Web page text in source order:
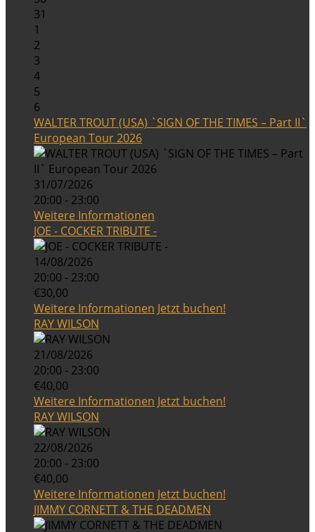
31
1
2
3
4
5
6
WALTER TROUT (USA) `SIGN OF THE TIMES – Part II`
European Tour 2026
31/07/2026
20:00 - 23:00
Weitere Informationen
JOE - COCKER TRIBUTE -
14/08/2026
20:00 - 23:00
€30,00
Weitere Informationen Jetzt buchen!
RAY WILSON
21/08/2026
20:00 - 23:00
€40,00
Weitere Informationen Jetzt buchen!
RAY WILSON
22/08/2026
20:00 - 23:00
€40,00
Weitere Informationen Jetzt buchen!
JIMMY CORNETT & THE DEADMEN